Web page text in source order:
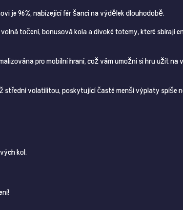
je 96%, nabízející fér šanci na výdělek dlouhodobě.
točení, bonusová kola a divoké totemy, které sbírají
pro mobilní hraní, což vám umožní si hru užít na
střední volatilitou, poskytující časté menší výplaty spíše
kol.